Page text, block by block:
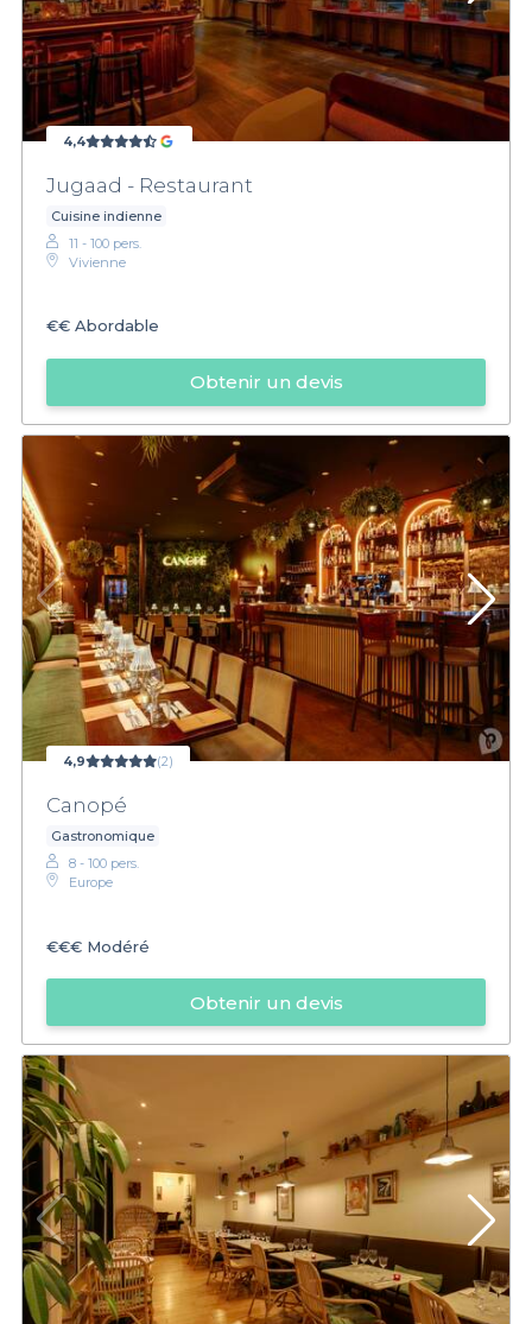
4,4
Jugaad - Restaurant
Cuisine indienne
11 - 100 pers.
Vivienne
€€ Abordable
Obtenir un devis
4,9 (2)
Canopé
Gastronomique
8 - 100 pers.
Europe
€€€ Modéré
Obtenir un devis